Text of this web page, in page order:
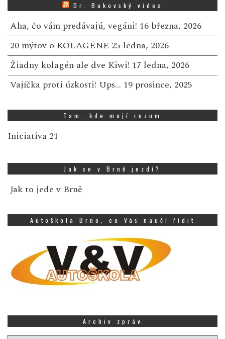
Dr. Bukovský videa
Aha, čo vám predávajú, vegáni! 16 března, 2026
20 mýtov o KOLAGÉNE 25 ledna, 2026
Žiadny kolagén ale dve Kiwi! 17 ledna, 2026
Vajíčka proti úzkosti! Ups… 19 prosince, 2025
Tam, kde mají rozum
Iniciativa 21
Jak se v Brně jezdí?
Jak to jede v Brně
Autoškola Brno, co Vás naučí řídit
Archiv zpráv